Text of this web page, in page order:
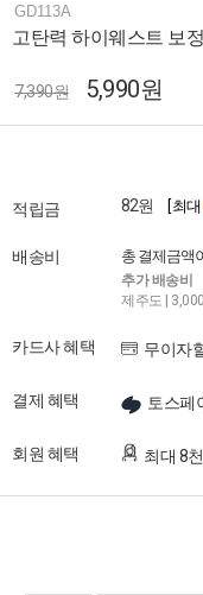
GD113A
고탄력 하이웨스트 보
7,390원 5,990원
적립금 82원 [ 최대
배송비 총 결제금액
추가 배송비
제주도 |
카드사 혜택 무이자
결제 혜택 토스페
회원 혜택 최대 8